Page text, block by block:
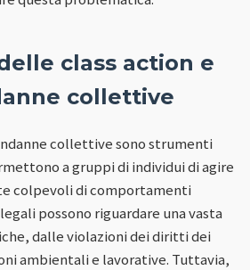
class action e
collettive
collettive sono strumenti
a gruppi di individui di agire
colpevoli di comportamenti
possono riguardare una vasta
dalle violazioni dei diritti dei
ambientali e lavorative. Tuttavia,